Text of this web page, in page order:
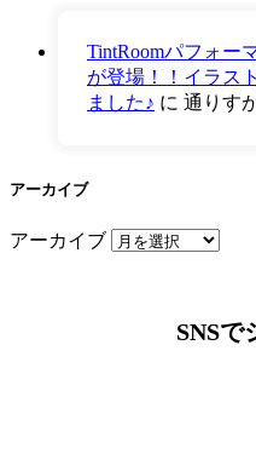
TintRoomパフォー
が登場！！イラス
ました♪ に 通りす
アーカイブ
アーカイブ
SNSで